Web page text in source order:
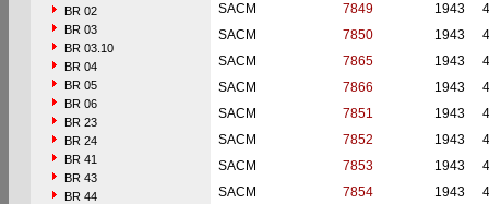
BR 02
BR 03
BR 03.10
BR 04
BR 05
BR 06
BR 23
BR 24
BR 41
BR 43
BR 44
SACM
7849 1943
SACM
7850 1943
SACM
7865 1943
SACM
7866 1943
SACM
7851 1943
SACM
7852 1943
SACM
7853 1943
SACM
7854 1943